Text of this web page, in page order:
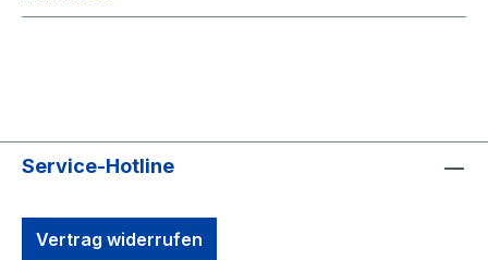
Service-Hotline
Vertrag widerrufen